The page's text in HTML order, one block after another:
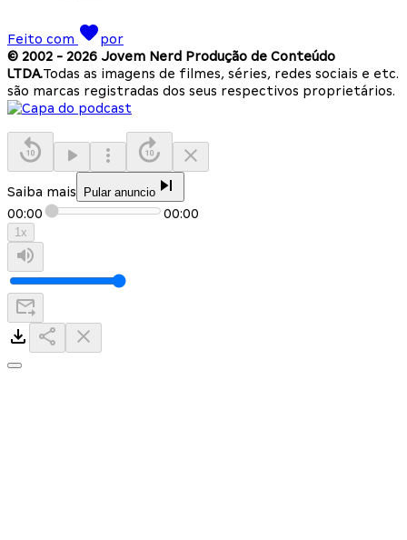
Feito com
por
© 2002 - 2026 Jovem Nerd Produção de Conteúdo
LTDA.Todas as imagens de filmes, séries, redes sociais e etc.
são marcas registradas dos seus respectivos proprietários.
Saiba mais Pular anuncio
00:00 00:00
1x